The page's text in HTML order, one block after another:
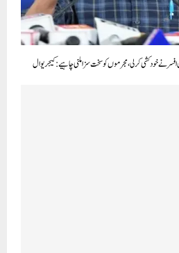
خودکشی کرلی، مجرموں کو سخت سزا ملنی چاہیے: کیجریوال